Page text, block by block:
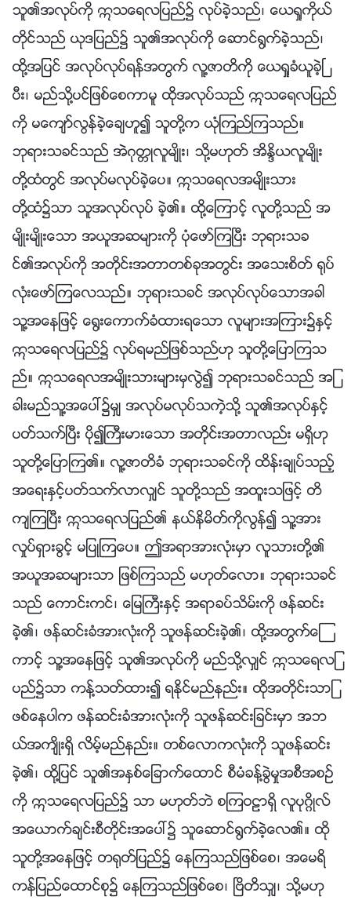
သူ၏အလုပ္ကို ဣသေရလျပည္၌ လုပ္ခဲ့သည္၊ ေယရႈကိုယ္
တိုင္သည္ ယုဒျပည္၌ သူ၏အလုပ္ကို ေဆာင္႐ြက္ခဲ့သည္၊
ထို႔အျပင္ အလုပ္လုပ္ရန္အတြက္ လူ႔ဇာတိကို ေယရႈခံယူခဲ့ၿ
ပီး၊ မည္သို႔ပင္ျဖစ္ေစကာမူ ထိုအလုပ္သည္ ဣသေရလျပည္
ကို မေက်ာ္လြန္ခဲ့ေခ်ဟူ၍ သူတို႔က ယုံၾကည္ၾကသည္။
ဘုရားသခင္သည္ အဲဂုတၱဳလူမ်ိဳး၊ သို႔မဟုတ္ အိႏၵိယလူမ်ိဳး
တို႔ထံတြင္ အလုပ္မလုပ္ခဲ့ေပ။ ဣသေရလအမ်ိဳးသား
တို႔ထံ၌သာ သူအလုပ္လုပ္ ခဲ့၏။ ထို႔ေၾကာင့္ လူတို႔သည္ အ
မ်ိဳးမ်ိဳးေသာ အယူအဆမ်ားကို ပုံေဖာ္ၾကၿပီး ဘုရားသခ
င္၏အလုပ္ကို အတိုင္းအတာတစ္ခုအတြင္း အေသးစိတ္ ႐ုပ္
လုံးေဖာ္ၾကေလသည္။ ဘုရားသခင္ အလုပ္လုပ္ေသာအခါ
သူ႔အေနျဖင့္ ေ႐ြးေကာက္ခံထားရေသာ လူမ်ားအၾကား၌ႏွင့္
ဣသေရလျပည္၌ လုပ္ရမည္ျဖစ္သည္ဟု သူတို႔ေျပာၾကသ
ည္။ ဣသေရလအမ်ိဳးသားမ်ားမွလြဲ၍ ဘုရားသခင္သည္ အျ
ခားမည္သူ႔အေပၚ၌မွ် အလုပ္မလုပ္သကဲ့သို႔ သူ၏အလုပ္ႏွင့္
ပတ္သက္ၿပီး ပို၍ႀကီးမားေသာ အတိုင္းအတာလည္း မရွိဟု
သူတို႔ေျပာၾက၏။ လူ႔ဇာတိခံ ဘုရားသခင္ကို ထိန္းခ်ဳပ္သည့္
အေရးႏွင့္ပတ္သက္လာလွ်င္ သူတို႔သည္ အထူးသျဖင့္ တိ
က်ၾကၿပီး ဣသေရလျပည္၏ နယ္နိမိတ္ကိုလြန္၍ သူ႔အား
လႈပ္ရွားခြင့္ မျပဳၾကေပ။ ဤအရာအားလုံးမွာ လူသားတို႔၏
အယူအဆမ်ားသာ ျဖစ္ၾကသည္ မဟုတ္ေလာ။ ဘုရားသခင္
သည္ ေကာင္းကင္၊ ေျမႀကီးႏွင့္ အရာခပ္သိမ္းကို ဖန္ဆင္း
ခဲ့၏၊ ဖန္ဆင္းခံအားလုံးကို သူဖန္ဆင္းခဲ့၏၊ ထို႔အတြက္ေၾ
ကာင့္ သူ႔အေနျဖင့္ သူ၏အလုပ္ကို မည္သို႔လွ်င္ ဣသေရလျ
ပည္၌သာ ကန္႔သတ္ထား၍ ရႏိုင္မည္နည္း။ ထိုအတိုင္းသာျ
ဖစ္ေနပါက ဖန္ဆင္းခံအားလုံးကို သူဖန္ဆင္းျခင္းမွာ အဘ
ယ္အက်ိဳးရွိ လိမ့္မည္နည္း။ တစ္ေလာကလုံးကို သူဖန္ဆင္း
ခဲ့၏၊ ထို႔ျပင္ သူ၏အႏွစ္ေျခာက္ေထာင္ စီမံခန္႔ခြဲမႈအစီအစဥ္
ကို ဣသေရလျပည္၌ သာ မဟုတ္ဘဲ စၾကဝဠာရွိ လူပုဂၢိဳလ္
အေယာက္ခ်င္းစီတိုင္းအေပၚ၌ သူေဆာင္႐ြက္ခဲ့ေလ၏။ ထို
သူတို႔အေနျဖင့္ တ႐ုတ္ျပည္၌ ေနၾကသည္ျဖစ္ေစ၊ အေမရိ
ကန္ျပည္ေထာင္စု၌ ေနၾကသည္ျဖစ္ေစ၊ ၿဗိတိသွ်၊ သို႔မဟု